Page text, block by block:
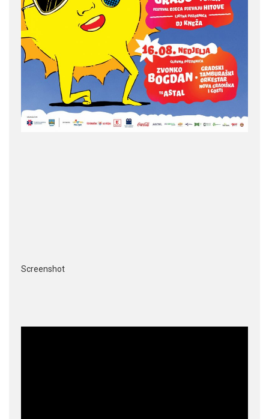
Screenshot